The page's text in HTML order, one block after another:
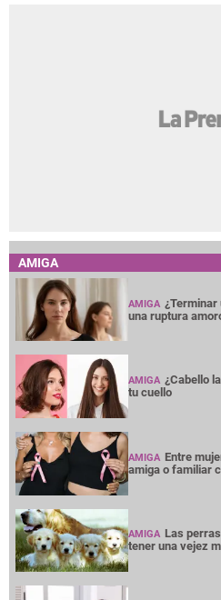
AMIGA
AMIGA
una ruptura
AMIGA ¿Cabello
tu cuello
AMIGA Entre
amiga o familiar
AMIGA Las
tener una vejez